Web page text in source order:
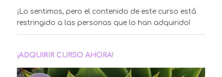
¡Lo sentimos, pero el contenido de este curso está
restringido a las personas que lo han adquirido!
¡ADQUIRIR CURSO AHORA!